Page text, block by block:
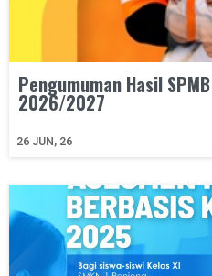
Pengumuman Hasil
2026/2027
26 JUN, 26